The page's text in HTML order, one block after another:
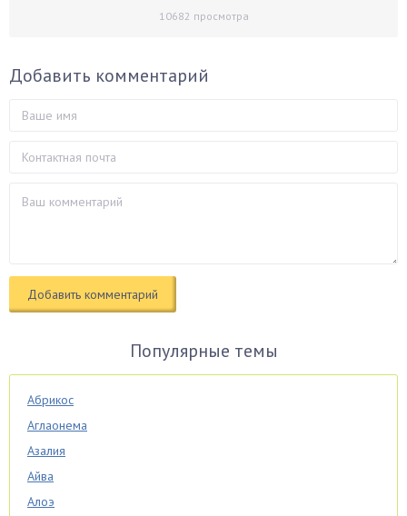
10682 просмотра
Добавить комментарий
Популярные темы
Абрикос
Аглаонема
Азалия
Айва
Алоэ